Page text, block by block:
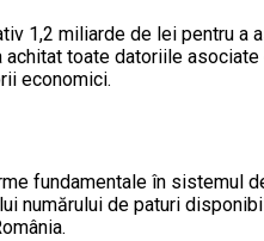
1,2 miliarde de lei pentru
toate datoriile
economici.
fundamentale în sistemul
de paturi